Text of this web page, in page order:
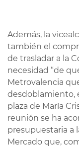
Además, la
también el
de trasladar a la
necesidad “de
Metrovalencia
desdoblamiento,
plaza de María
reunión se ha
presupuestaria a
Mercado que,